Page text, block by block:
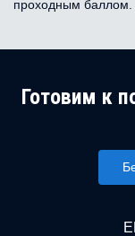
проходным баллом.
Готовим к